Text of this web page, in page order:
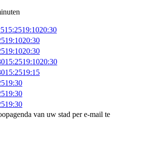
15:2519:1020:30
19:1020:30
19:1020:30
15:2519:1020:30
15:2519:15
19:30
19:30
19:30
van uw stad per e-mail te